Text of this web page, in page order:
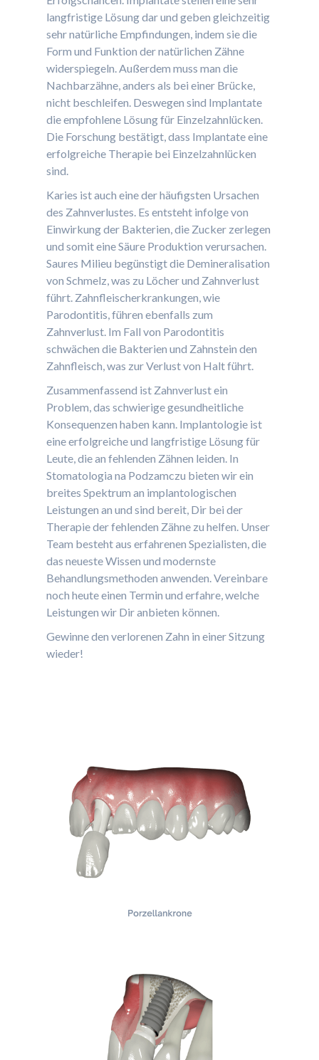
langfristige Lösung dar und geben gleichzeitig
sehr natürliche Empfindungen, indem sie die
Form und Funktion der natürlichen Zähne
widerspiegeln. Außerdem muss man die
Nachbarzähne, anders als bei einer Brücke,
nicht beschleifen. Deswegen sind Implantate
die empfohlene Lösung für Einzelzahnlücken.
Die Forschung bestätigt, dass Implantate eine
erfolgreiche Therapie bei Einzelzahnlücken
sind.
Karies ist auch eine der häufigsten Ursachen
des Zahnverlustes. Es entsteht infolge von
Einwirkung der Bakterien, die Zucker zerlegen
und somit eine Säure Produktion verursachen.
Saures Milieu begünstigt die Demineralisation
von Schmelz, was zu Löcher und Zahnverlust
führt. Zahnfleischerkrankungen, wie
Parodontitis, führen ebenfalls zum
Zahnverlust. Im Fall von Parodontitis
schwächen die Bakterien und Zahnstein den
Zahnfleisch, was zur Verlust von Halt führt.
Zusammenfassend ist Zahnverlust ein
Problem, das schwierige gesundheitliche
Konsequenzen haben kann. Implantologie ist
eine erfolgreiche und langfristige Lösung für
Leute, die an fehlenden Zähnen leiden. In
Stomatologia na Podzamczu bieten wir ein
breites Spektrum an implantologischen
Leistungen an und sind bereit, Dir bei der
Therapie der fehlenden Zähne zu helfen. Unser
Team besteht aus erfahrenen Spezialisten, die
das neueste Wissen und modernste
Behandlungsmethoden anwenden. Vereinbare
noch heute einen Termin und erfahre, welche
Leistungen wir Dir anbieten können.
Gewinne den verlorenen Zahn in einer Sitzung
wieder!